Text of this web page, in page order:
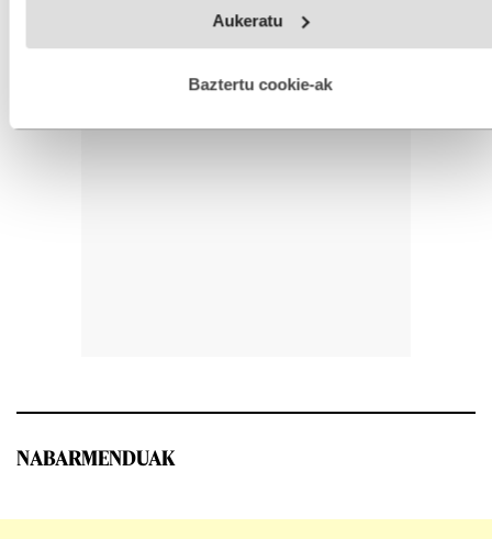
fitxategiak erabiltzen ditu. Zure esperientzia eta zerbitzuak
esplizitua ematen diguzu.Gehiago irakurri
Aukeratu
Baztertu cookie-ak
NABARMENDUAK